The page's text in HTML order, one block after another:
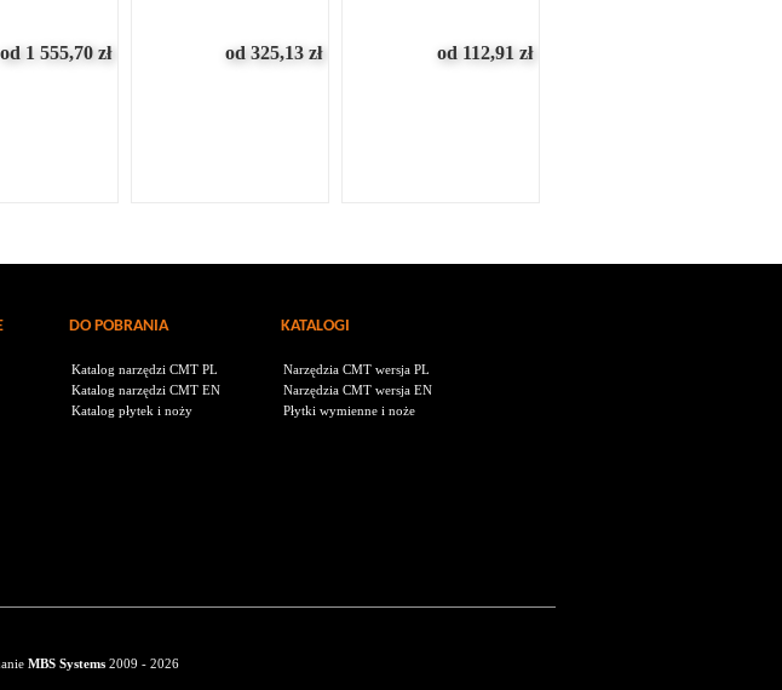
od 1 555,70 zł od 325,13 zł od 112,91 zł
DO POBRANIA KATALOGI
Katalog narzędzi CMT PL
Katalog narzędzi CMT EN
Katalog płytek i noży
Narzędzia CMT wersja PL
Narzędzia CMT wersja EN
Płytki wymienne i noże
MBS Systems 2009 - 2026